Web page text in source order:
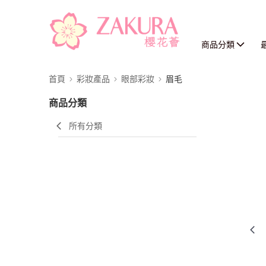
商品分類
首頁 彩妝產品 眼部彩妝 眉毛
商品分類
所有分類